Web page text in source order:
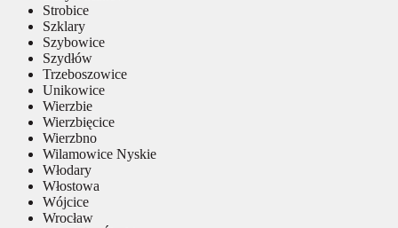
Strobice
Szklary
Szybowice
Szydłów
Trzeboszowice
Unikowice
Wierzbie
Wierzbięcice
Wierzbno
Wilamowice Nyskie
Włodary
Włostowa
Wójcice
Wrocław